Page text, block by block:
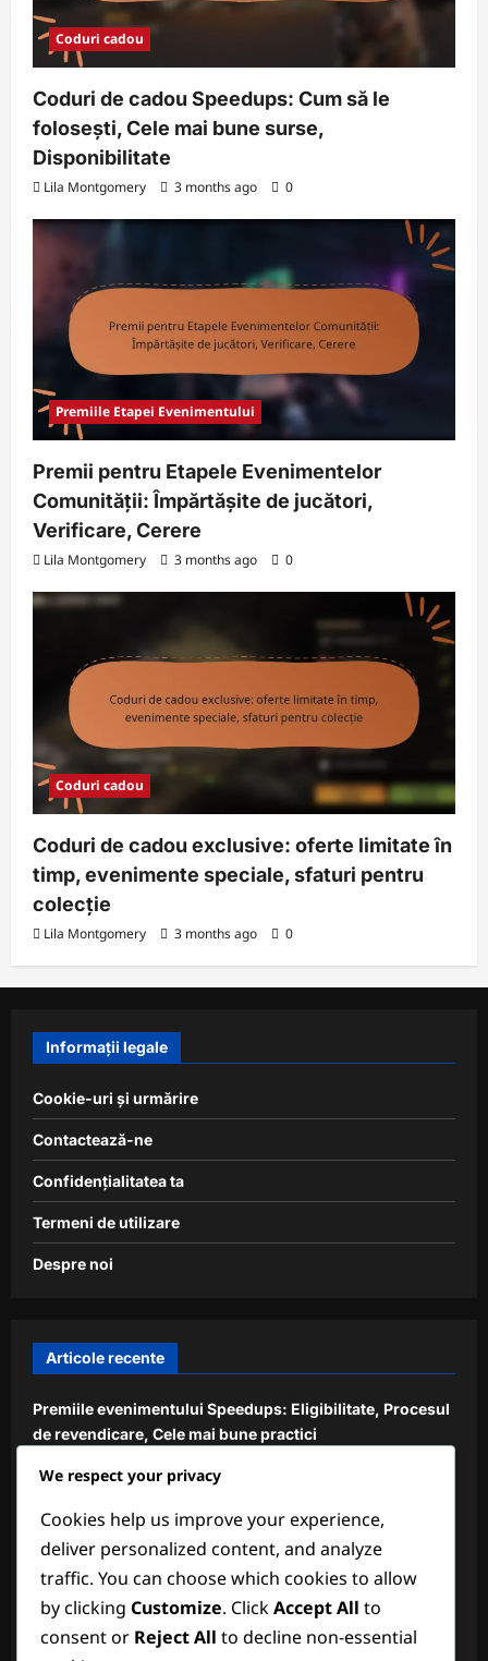
Coduri cadou
Coduri de cadou Speedups: Cum să le
folosești, Cele mai bune surse,
Disponibilitate
Lila Montgomery 3 months ago 0
Premiile Etapei Evenimentului
Premii pentru Etapele Evenimentelor
Comunității: Împărtășite de jucători,
Verificare, Cerere
Lila Montgomery 3 months ago 0
Coduri cadou
Coduri de cadou exclusive: oferte limitate în
timp, evenimente speciale, sfaturi pentru
colecție
Lila Montgomery 3 months ago 0
Informații legale
Cookie-uri și urmărire
Contactează-ne
Confidențialitatea ta
Termeni de utilizare
Despre noi
Articole recente
Premiile evenimentului Speedups: Eligibilitate, Procesul
de revendicare, Cele mai bune practici
Coduri de cadou Speedups: Cum să le folosești, Cele
Premii pentru Etapele Evenimentelor Comunității:
Împărtășite de jucători, Verificare, Cerere
Coduri de cadou exclusive: oferte limitate în timp,
evenimente speciale, sfaturi pentru colecție
We respect your privacy
Cookies help us improve your experience,
deliver personalized content, and analyze
traffic. You can choose which cookies to allow
by clicking Customize. ClickAccept All to
consent or Reject All to decline non-essential